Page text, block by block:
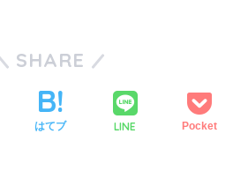
SHARE
はてブ LINE Pocket